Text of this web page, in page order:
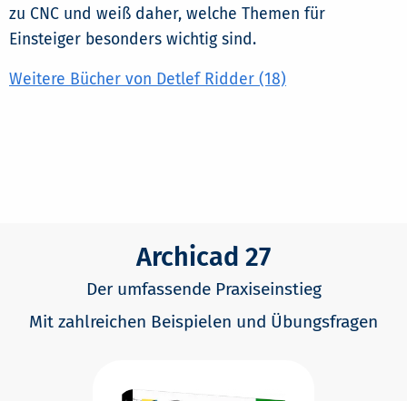
zu CNC und weiß daher, welche Themen für
Einsteiger besonders wichtig sind.
Weitere Bücher von Detlef Ridder (18)
Archicad 27
Der umfassende Praxiseinstieg
Mit zahlreichen Beispielen und Übungsfragen